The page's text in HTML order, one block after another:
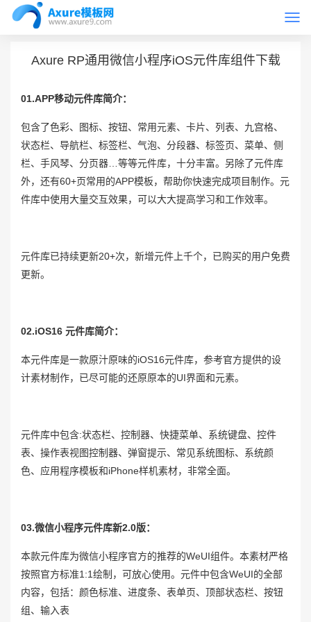
Axure元件库
Axure RP通用微信小程序iOS元件库组件下载
01.APP移动元件库简介：
包含了色彩、图标、按钮、常用元素、卡片、列表、九宫格、
状态栏、导航栏、标签栏、气泡、分段器、标签页、菜单、侧
栏、手风琴、分页器…等等元件库，十分丰富。另除了元件库
外，还有60+页常用的APP模板，帮助你快速完成项目制作。元
件库中使用大量交互效果，可以大大提高学习和工作效率。
元件库已持续更新20+次，新增元件上千个，已购买的用户免费
更新。
02.iOS16 元件库简介：
本元件库是一款原汁原味的iOS16元件库，参考官方提供的设
计素材制作，已尽可能的还原原本的UI界面和元素。
元件库中包含:状态栏、控制器、快捷菜单、系统键盘、控件
表、操作表视图控制器、弹窗提示、常见系统图标、系统颜
色、应用程序模板和iPhone样机素材，非常全面。
03.微信小程序元件库新2.0版：
本款元件库为微信小程序官方的推荐的WeUI组件。本素材严格
按照官方标准1:1绘制，可放心使用。元件中包含WeUI的全部
内容，包括：颜色标准、进度条、表单页、顶部状态栏、按钮
组、输入表